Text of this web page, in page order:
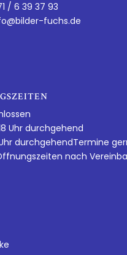
/ 6 39 37 93
fuchs.de
Uhr durchgehend
Uhr durchgehendTermine
nach